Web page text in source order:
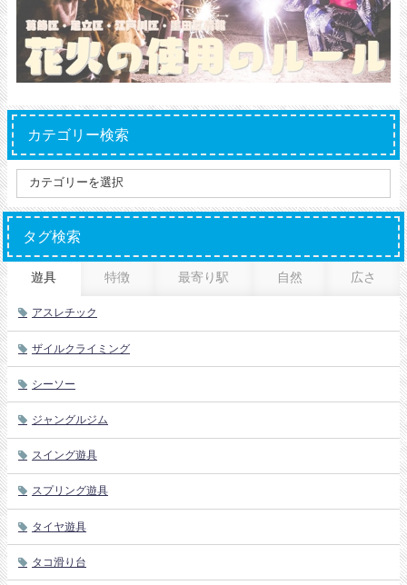
カテゴリー検索
タグ検索
遊具 特徴 最寄り駅 自然 広さ
アスレチック
ザイルクライミング
シーソー
ジャングルジム
スイング遊具
スプリング遊具
タイヤ遊具
タコ滑り台